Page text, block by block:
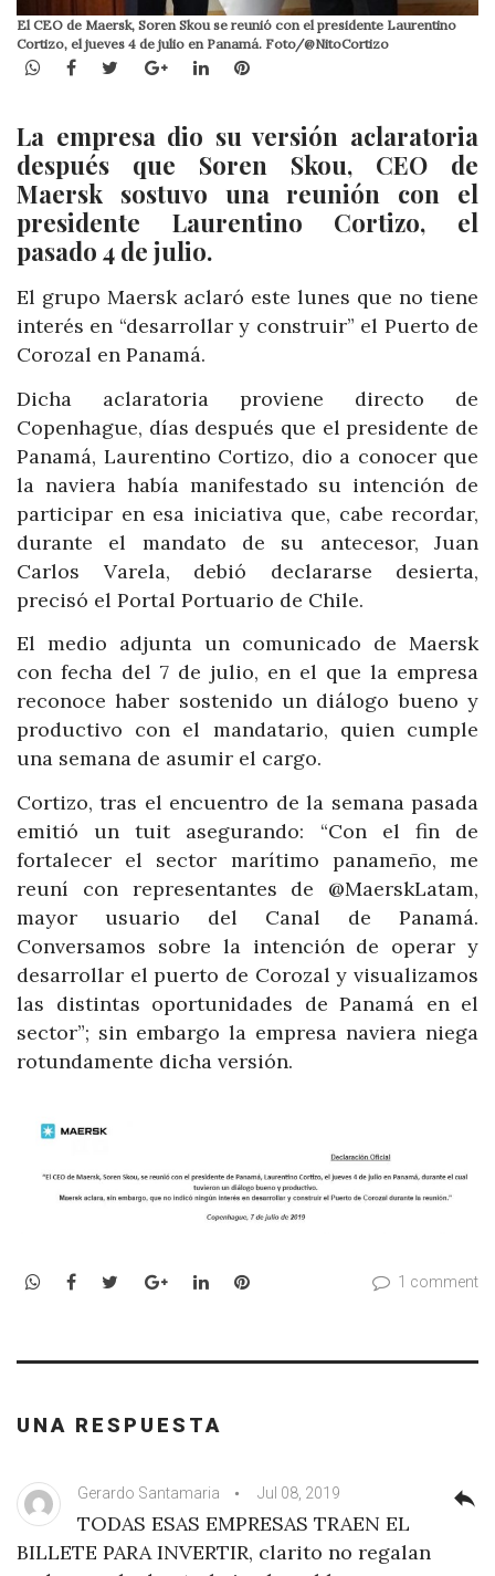
El CEO de Maersk, Soren Skou se reunió con el presidente Laurentino
Cortizo, el jueves 4 de julio en Panamá. Foto/@NitoCortizo
WhatsApp
Facebook
TwitterGoogle+LinkedInPinterest
La empresa dio su versión aclaratoria
después que Soren Skou, CEO de
Maersk sostuvo una reunión con el
presidente Laurentino Cortizo, el
pasado 4 de julio.
El grupo Maersk aclaró este lunes que no tiene
interés en “desarrollar y construir” el Puerto de
Corozal en Panamá.
Dicha aclaratoria proviene directo de
Copenhague, días después que el presidente de
Panamá, Laurentino Cortizo, dio a conocer que
la naviera había manifestado su intención de
participar en esa iniciativa que, cabe recordar,
durante el mandato de su antecesor, Juan
Carlos Varela, debió declararse desierta,
precisó el Portal Portuario de Chile.
El medio adjunta un comunicado de Maersk
con fecha del 7 de julio, en el que la empresa
reconoce haber sostenido un diálogo bueno y
productivo con el mandatario, quien cumple
una semana de asumir el cargo.
Cortizo, tras el encuentro de la semana pasada
emitió un tuit asegurando: “Con el fin de
fortalecer el sector marítimo panameño, me
reuní con representantes de @MaerskLatam,
mayor usuario del Canal de Panamá.
Conversamos sobre la intención de operar y
desarrollar el puerto de Corozal y visualizamos
las distintas oportunidades de Panamá en el
sector”; sin embargo la empresa naviera niega
rotundamente dicha versión.
WhatsApp
Facebook
TwitterGoogle+LinkedInPinterest 1 comment
UNA RESPUESTA
Gerardo Santamaria Jul 08, 2019
TODAS ESAS EMPRESAS TRAEN EL
BILLETE PARA INVERTIR, clarito no regalan
reply